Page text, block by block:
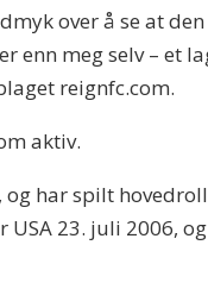
over å se at
enn meg selv – et
reignfc.com.
aktiv.
har spilt
23. juli 2006,